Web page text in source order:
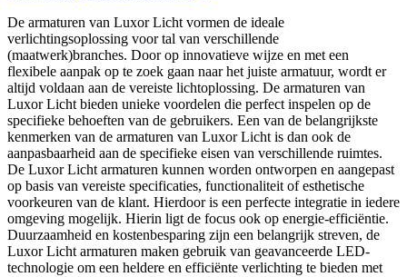
De armaturen van Luxor Licht vormen de ideale
verlichtingsoplossing voor tal van verschillende
(maatwerk)branches. Door op innovatieve wijze en met een
flexibele aanpak op te zoek gaan naar het juiste armatuur, wordt er
altijd voldaan aan de vereiste lichtoplossing. De armaturen van
Luxor Licht bieden unieke voordelen die perfect inspelen op de
specifieke behoeften van de gebruikers. Een van de belangrijkste
kenmerken van de armaturen van Luxor Licht is dan ook de
aanpasbaarheid aan de specifieke eisen van verschillende ruimtes.
De Luxor Licht armaturen kunnen worden ontworpen en aangepast
op basis van vereiste specificaties, functionaliteit of esthetische
voorkeuren van de klant. Hierdoor is een perfecte integratie in iedere
omgeving mogelijk. Hierin ligt de focus ook op energie-efficiëntie.
Duurzaamheid en kostenbesparing zijn een belangrijk streven, de
Luxor Licht armaturen maken gebruik van geavanceerde LED-
technologie om een heldere en efficiënte verlichting te bieden met